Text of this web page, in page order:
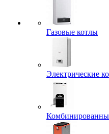
Газовые котлы
Электрические